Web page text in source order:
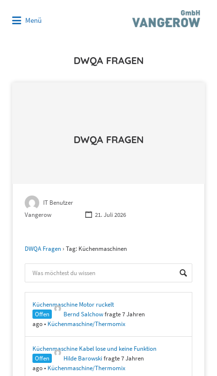
Menü
DWQA FRAGEN
DWQA FRAGEN
IT Benutzer
Vangerow
21. Juli 2026
DWQA Fragen › Tag: Küchenmaschinen
Küchenmaschine Motor ruckelt
Offen
Bernd Salchowfragte 7 Jahren
ago• Küchenmaschine/Thermomix
Küchenmaschine Kabel lose und keine Funktion
Offen
Hilde Barowskifragte 7 Jahren
ago• Küchenmaschine/Thermomix